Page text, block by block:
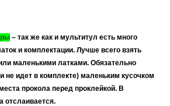
– так же как и мультитул есть много
и комплектации. Лучше всего взять
маленькими латками. Обязательно
не идет в комплекте) маленьким кусочком
прокола перед проклейкой. В
отслаивается.